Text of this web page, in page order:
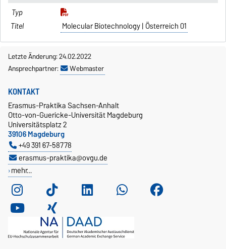
Molecular Biotechnology | Österreich 01
Letzte Änderung: 24.02.2022
Ansprechpartner:
Webmaster
KONTAKT
Erasmus-Praktika Sachsen-Anhalt
Otto-von-Guericke-Universität Magdeburg
Universitätsplatz 2
39106 Magdeburg
+49 391 67-58778
erasmus-praktika@ovgu.de
mehr…